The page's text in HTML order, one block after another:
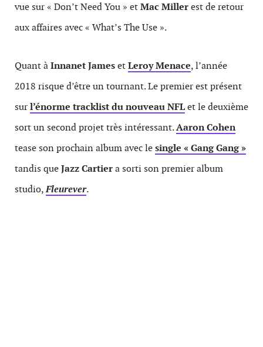
vue sur « Don’t Need You » etMac Millerest de retour
aux affaires avec « What’s The Use ».
Quant àInnanet JamesetLeroy Menace, l’année
2018 risque d’être un tournant. Le premier est présent
surl’énorme tracklist du nouveau NFLet le deuxième
sort un second projet très intéressant.Aaron Cohen
tease son prochain album avec lesingle « Gang Gang »
tandis queJazz Cartiera sorti son premier album
studio,Fleurever.